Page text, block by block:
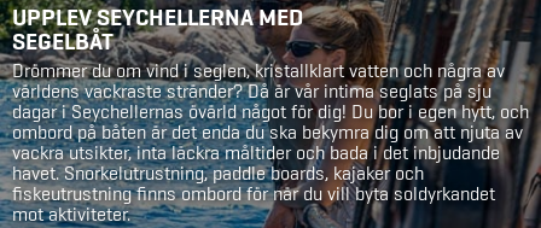
UPPLEV SEYCHELLERNA MED
SEGELBÅT
Drömmer du om vind i seglen, kristallklart vatten och några av
världens vackraste stränder? Då är vår intima seglats på sju
dagar i Seychellernas övärld något för dig! Du bor i egen hytt, och
ombord på båten är det enda du ska bekymra dig om att njuta av
vackra utsikter, inta läckra måltider och bada i det inbjudande
havet. Snorkelutrustning, paddle boards, kajaker och
fiskeutrustning finns ombord för när du vill byta soldyrkandet
mot aktiviteter.